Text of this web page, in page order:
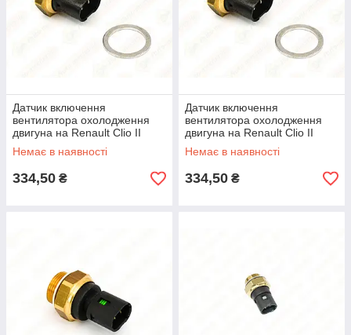
Датчик включення
вентилятора охолодження
двигуна на Renault Clio II
1998->2005 — Vernet -
TS1292
Немає в наявності
334,50 ₴
Датчик включення
вентилятора охолодження
двигуна на Renault Clio II
1998->2005 — Vernet -
TS1292
Немає в наявності
334,50 ₴